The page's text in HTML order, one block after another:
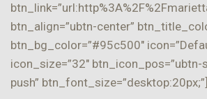
btn_align=”ubtn-center”
btn_bg_color=”#95c500″
icon_size=”32″
push” btn_font_size=”desktop:20px;”]